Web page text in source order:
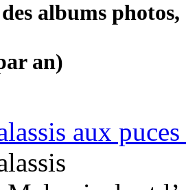
albums
an)
aux